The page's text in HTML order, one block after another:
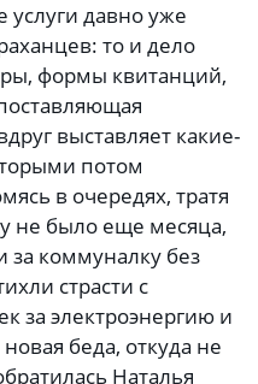
давно уже
то и дело
формы квитанций,
выставляет какие-
потом
в очередях, тратя
не было еще месяца,
за коммуналку без
страсти с
за электроэнергию и
беда, откуда не
Наталья